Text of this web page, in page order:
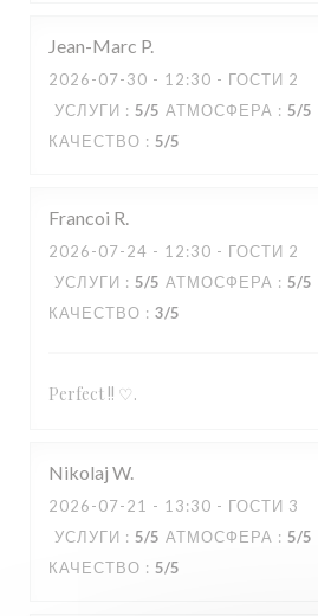
Jean-Marc P
2026-07-30 - 12:30 - ГОСТИ 2
УСЛУГИ : 5/5 АТМОСФЕРА : 5/5
КАЧЕСТВО : 5/5
Francoi R
2026-07-24 - 12:30 - ГОСТИ 2
УСЛУГИ : 5/5 АТМОСФЕРА : 5/5
КАЧЕСТВО : 3/5
Perfect !! ♡.
Nikolaj W
2026-07-21 - 13:30 - ГОСТИ 3
УСЛУГИ : 5/5 АТМОСФЕРА : 5/5
КАЧЕСТВО : 5/5